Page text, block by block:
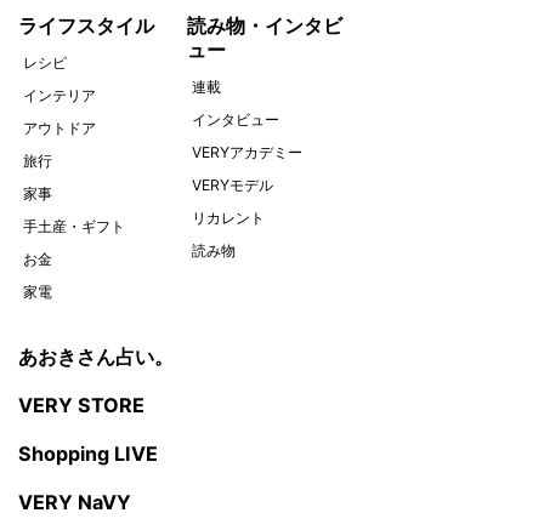
ライフスタイル
レシピ
インテリア
アウトドア
旅行
家事
手土産・ギフト
お金
家電
読み物・インタビ
ュー
連載
インタビュー
VERYアカデミー
VERYモデル
リカレント
読み物
あおきさん占い。
VERY STORE
Shopping LIVE
VERY NaVY